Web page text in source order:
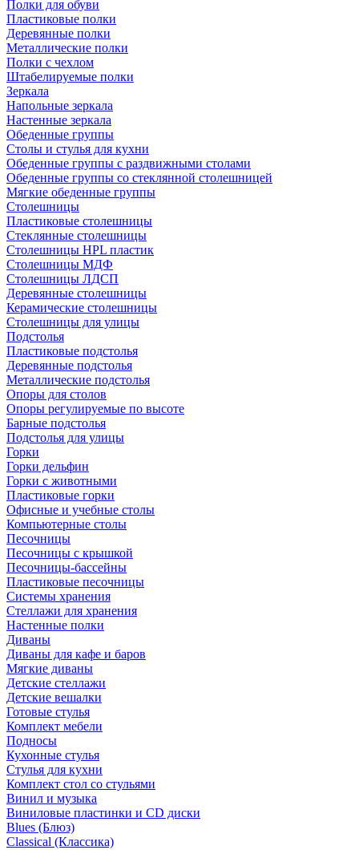
Полки для обуви
Пластиковые полки
Деревянные полки
Металлические полки
Полки с чехлом
Штабелируемые полки
Зеркала
Напольные зеркала
Настенные зеркала
Обеденные группы
Столы и стулья для кухни
Обеденные группы с раздвижными столами
Обеденные группы со стеклянной столешницей
Мягкие обеденные группы
Столешницы
Пластиковые столешницы
Стеклянные столешницы
Столешницы HPL пластик
Столешницы МДФ
Столешницы ЛДСП
Деревянные столешницы
Керамические столешницы
Столешницы для улицы
Подстолья
Пластиковые подстолья
Деревянные подстолья
Металлические подстолья
Опоры для столов
Опоры регулируемые по высоте
Барные подстолья
Подстолья для улицы
Горки
Горки дельфин
Горки с животными
Пластиковые горки
Офисные и учебные столы
Компьютерные столы
Песочницы
Песочницы с крышкой
Песочницы-бассейны
Пластиковые песочницы
Системы хранения
Стеллажи для хранения
Настенные полки
Диваны
Диваны для кафе и баров
Мягкие диваны
Детские стеллажи
Детские вешалки
Готовые стулья
Комплект мебели
Подносы
Кухонные стулья
Стулья для кухни
Комплект стол со стульями
Винил и музыка
Виниловые пластинки и CD диски
Blues (Блюз)
Classical (Классика)